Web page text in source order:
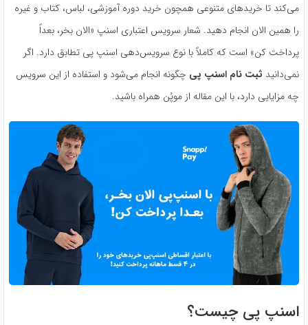
می‌کند تا خریدهای متنوعی همچون خرید دوره آموزشی، لباس، کتاب و غیره
را همین الان انجام دهید. شعار سرویس اعتباری اسنپ «الان بخر، بعداً
پرداخت کن» است که کاملاً با نوع سرویس‌دهی اسنپ پی تطابق دارد. اگر
نمی‌دانید ثبت نام اسنپ پی چگونه انجام می‌شود و استفاده از این سرویس
چه مزایایی دارد، با این مقاله از موپُن همراه باشید.
اسنپ ‌پی چیست؟